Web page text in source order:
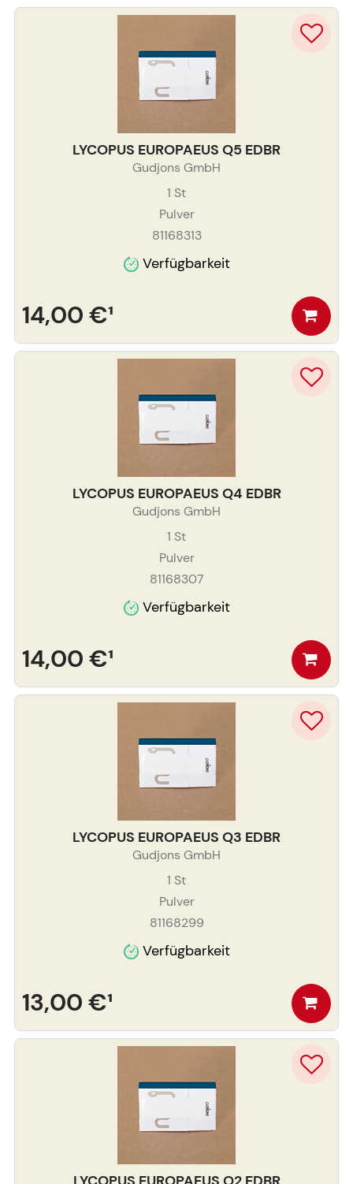
LYCOPUS EUROPAEUS Q5 EDBR
Gudjons GmbH
1 St
Pulver
81168313
Verfügbarkeit
14,00 €¹
LYCOPUS EUROPAEUS Q4 EDBR
Gudjons GmbH
1 St
Pulver
81168307
Verfügbarkeit
14,00 €¹
LYCOPUS EUROPAEUS Q3 EDBR
Gudjons GmbH
1 St
Pulver
81168299
Verfügbarkeit
13,00 €¹